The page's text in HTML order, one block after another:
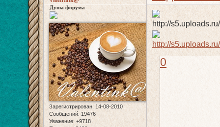
Душа форума
Зарегистрирован: 14-08-2010
Сообщений: 19476
Уважение: +9718
0